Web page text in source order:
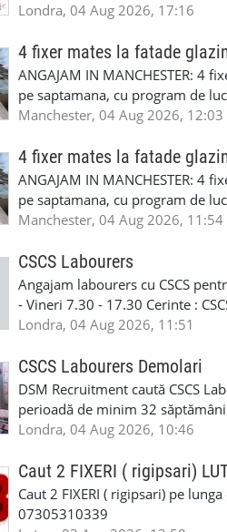
Solicitors, indiferent că ai nevoie
familiei (divorț, custodie, partaj)
Servicii pentru companii: •
• Imigrație pentru afaceri și
soluționarea disputelor 💡 De ce
standard ✔ Confidențialitate
790 689 Email:
www.fcos.co.uk 👉
Londra, 04 Aug 2026, 17:16
4 fixer mates la fatade
ANGAJAM IN MANCHESTER:
pe saptamana, cu program de
in perioada urmatoare. Cerinte:
Tariful se discuta direct, in
discutie este simpla: cine esti,
Prioritate au oamenii din
carora li se termina proiectul
oferta pe care sa o folositi la
WhatsApp: +44 7467 838 881
numele, experienta si data la
https://forms.gle/
T&D GLAZING AND
Manchester, 04 Aug 2026, 12:03
4 fixer mates la fatade
ANGAJAM IN MANCHESTER:
pe saptamana, cu program de
in perioada urmatoare. Cerinte:
Tariful se discuta direct, in
discutie este simpla: cine esti,
Prioritate au oamenii din
carora li se termina proiectul
oferta pe care sa o folositi la
WhatsApp: +44 7467 838 881
numele, experienta si data la
link-ul de jos. Sanatate si mult
INSTALLATION LIMITED
Manchester, 04 Aug 2026, 11:54
CSCS Labourers
Angajam labourers cu CSCS
- Vineri 7.30 - 17.30 Cerinte :
Londra, 04 Aug 2026, 11:51
CSCS Labourers Demolari
DSM Recruitment caută CSCS
perioadă de minim 32
oferă ore suplimentare și
informații, contactați-ne la: 📞
Londra, 04 Aug 2026, 10:46
Caut 2 FIXERI ( rigipsari)
Caut 2 FIXERI ( rigipsari) pe
07305310339